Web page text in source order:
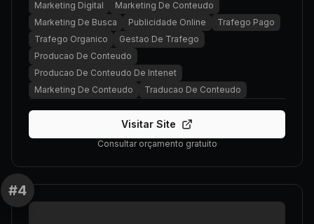
Marketing Digital
Marketing De Conteudo
Marketing De Busca
Publicidade Online
Trafego Pago
Trafego Organico
Gestao De Trafego
Producao De Conteudo
Producao De Conteudo De Intenet
Marketing De Conteudo
Traducao De Conteudo
Visitar Site
Consultar orçamento gratuito
#4